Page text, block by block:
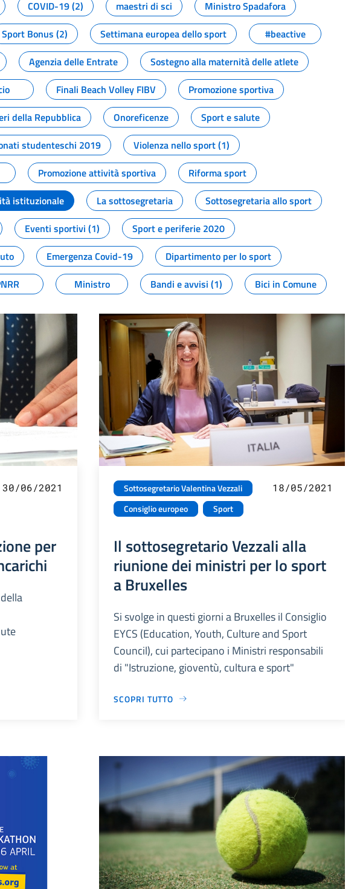
COVID-19 (2) maestri di sci
Ministro Spadafora
Sport Bonus (2) Settimana europea dello sport
#beactive
Agenzia delle Entrate
Sostegno alla maternità delle atlete
Finali Beach Volley FIBV
Promozione sportiva
della Repubblica Onoreficenze
Sport e salute
studenteschi 2019
Violenza nello sport (1)
Promozione attività sportiva
Riforma sport
istituzionale La sottosegretaria
Sottosegretaria allo sport
Eventi sportivi (1)
Sport e periferie 2020
Emergenza Covid-19
Dipartimento per lo sport
Ministro Bandi e avvisi (1) Bici in Comune
30/06/2021
per
Sottosegretario Valentina Vezzali
Consiglio europeo
Sport
18/05/2021
Il sottosegretario Vezzali alla
riunione dei ministri per lo sport
a Bruxelles
Si svolge in questi giorni a Bruxelles il Consiglio
EYCS (Education, Youth, Culture and Sport
Council), cui partecipano i Ministri responsabili
di "Istruzione, gioventù, cultura e sport"
SCOPRI TUTTO